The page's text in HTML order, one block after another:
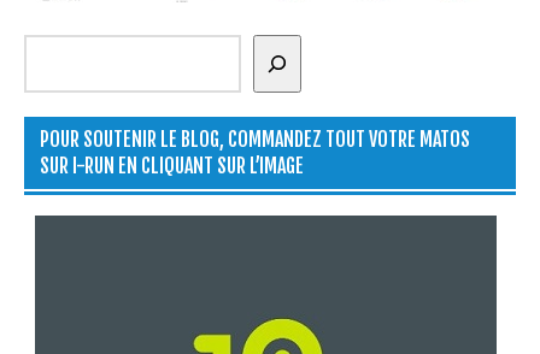
Rechercher
POUR SOUTENIR LE BLOG, COMMANDEZ TOUT VOTRE MATOS
SUR I-RUN EN CLIQUANT SUR L’IMAGE